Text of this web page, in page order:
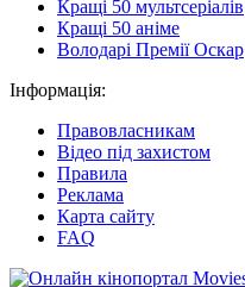
Кращі 50 мультсеріалів
Кращі 50 аніме
Володарі Премії Оскар
Інформація:
Правовласникам
Відео під захистом
Правила
Реклама
Карта сайту
FAQ